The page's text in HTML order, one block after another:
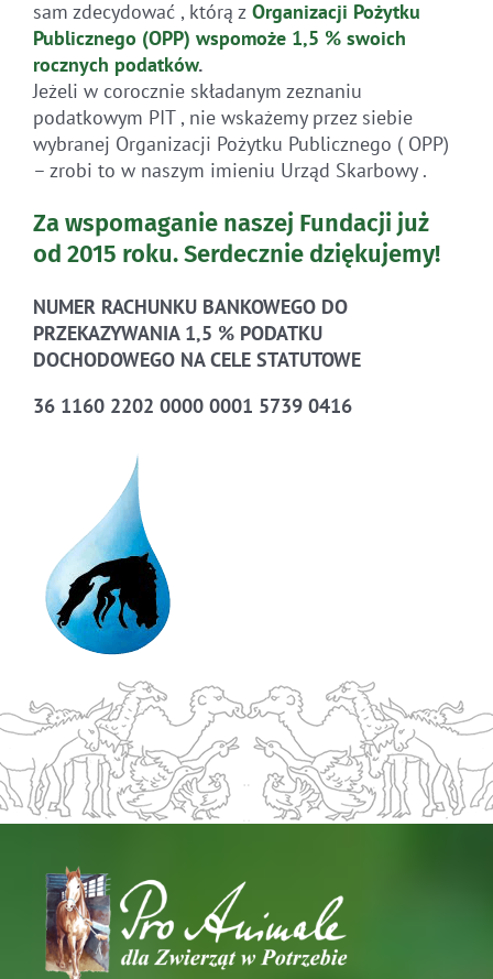
sam zdecydować , którą zOrganizacji Pożytku
Publicznego (OPP) wspomoże 1,5 % swoich
rocznych podatków.
Jeżeli w corocznie składanym zeznaniu
podatkowym PIT , nie wskażemy przez siebie
wybranej Organizacji Pożytku Publicznego ( OPP)
– zrobi to w naszym imieniu Urząd Skarbowy .
Za wspomaganie naszej Fundacji już
od 2015 roku.Serdecznie dziękujemy!
NUMER RACHUNKU BANKOWEGO DO
PRZEKAZYWANIA 1,5 % PODATKU
DOCHODOWEGO NA CELE STATUTOWE
36 1160 2202 0000 0001 5739 0416